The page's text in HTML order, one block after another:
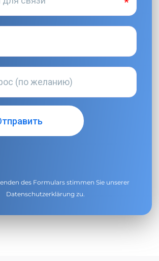
des Formulars stimmen Sie unserer
Datenschutzerklärung zu.